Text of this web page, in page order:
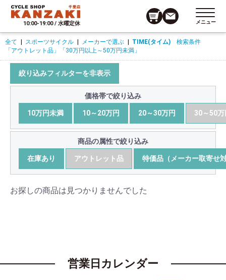
10:00-19:00 / 水曜定休 メニュー
全て スポーツサイクル メーカーで選ぶ TIME(タイム) 検索条件
「アウトレット品」
「30万円以上～50万円未満」
絞り込みフィルターを非表示
価格帯で絞り込み
10万円未満 10～20万円 20～30万円 30～50万
商品の属性で絞り込み
在庫あり アウトレット品 特価品（メーカー取寄せ
お探しの商品は見つかりませんでした
営業日カレンダー